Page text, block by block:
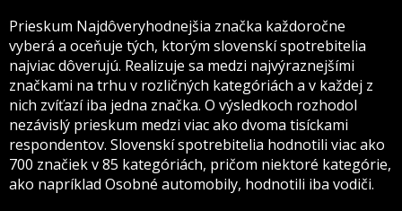
Prieskum Najdôveryhodnejšia značka každoročne
vyberá a oceňuje tých, ktorým slovenskí spotrebitelia
najviac dôverujú. Realizuje sa medzi najvýraznejšími
značkami na trhu v rozličných kategóriách a v každej z
nich zvíťazí iba jedna značka. O výsledkoch rozhodol
nezávislý prieskum medzi viac ako dvoma tisíckami
respondentov. Slovenskí spotrebitelia hodnotili viac ako
700 značiek v 85 kategóriách, pričom niektoré kategórie,
ako napríklad Osobné automobily, hodnotili iba vodiči.